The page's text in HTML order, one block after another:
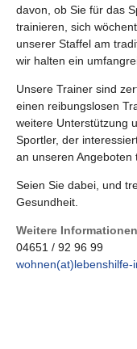
davon, ob Sie für das
trainieren, sich
unserer Staffel am
wir halten ein
Unsere Trainer sind
einen reibungslosen
weitere Unterstützung
Sportler, der
an unseren Angeboten
Seien Sie dabei, und
Gesundheit.
Weitere
04651 / 92 96 99
wohnen(at)lebenshilfe-